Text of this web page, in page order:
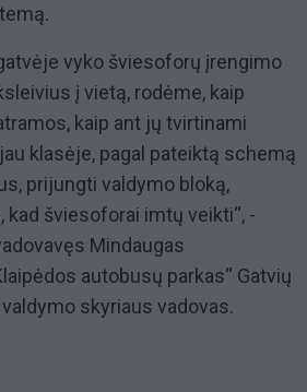
vyko šviesoforų įrengimo
į vietą, rodėme, kaip
kaip ant jų tvirtinami
klasėje, pagal pateiktą schemą
prijungti valdymo bloką,
šviesoforai imtų veikti“, -
Mindaugas
autobusų parkas“ Gatvių
skyriaus vadovas.